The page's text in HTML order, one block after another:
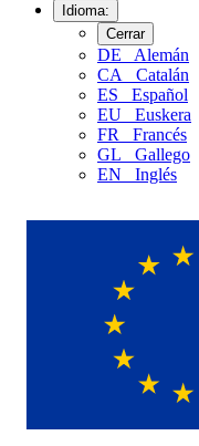
Idioma:
Cerrar
DE
Alemán
CA
Catalán
ES
Español
EU
Euskera
FR
Francés
GL
Gallego
EN
Inglés